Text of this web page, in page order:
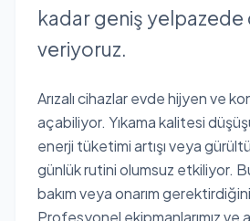
kadar geniş yelpazede
veriyoruz.
Arızalı cihazlar evde hijyen ve
açabiliyor. Yıkama kalitesi
enerji tüketimi artışı veya
günlük rutini olumsuz etkiliyor.
bakım veya onarım
Profesyonel ekipmanlarımız ve